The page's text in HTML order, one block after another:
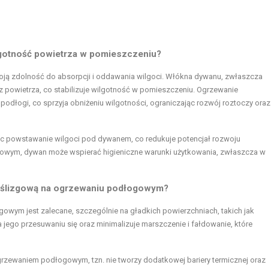
powietrza w pomieszczeniu?
zdolność do absorpcji i oddawania wilgoci. Włókna dywanu, zwłaszcza
powietrza, co stabilizuje wilgotność w pomieszczeniu. Ogrzewanie
co sprzyja obniżeniu wilgotności, ograniczając rozwój roztoczy oraz
wilgoci pod dywanem, co redukuje potencjał rozwoju
dywan może wspierać higieniczne warunki użytkowania, zwłaszcza w
na ogrzewaniu podłogowym?
jest zalecane, szczególnie na gładkich powierzchniach, takich jak
przesuwaniu się oraz minimalizuje marszczenie i fałdowanie, które
podłogowym, tzn. nie tworzy dodatkowej bariery termicznej oraz